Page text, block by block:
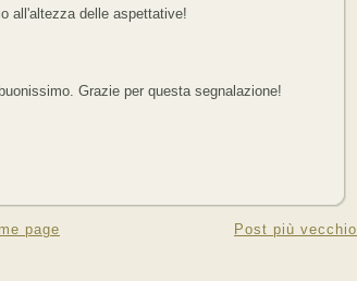
all'altezza delle aspettative!
Grazie per questa segnalazione!
Post più vecchio
page